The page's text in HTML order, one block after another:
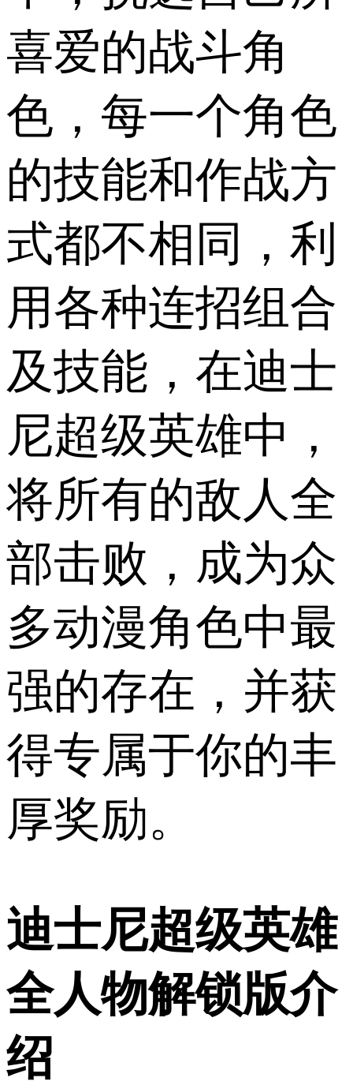
喜爱的战斗角
色，每一个角色
的技能和作战方
式都不相同，利
用各种连招组合
及技能，在迪士
尼超级英雄中，
将所有的敌人全
部击败，成为众
多动漫角色中最
强的存在，并获
得专属于你的丰
厚奖励。
迪士尼超级英雄
全人物解锁版介
绍